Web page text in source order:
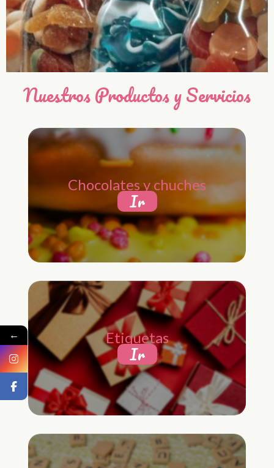
Nuestros Productos y Servicios
Chocolates y chuches
Ir
Etiquetas
Ir
←